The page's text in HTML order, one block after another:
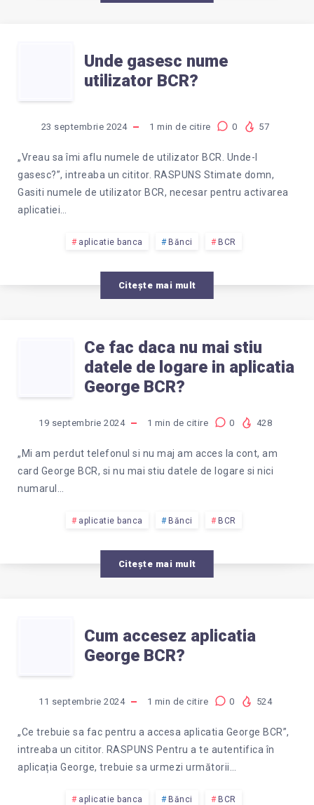
ACCEPTA
EMAILUL?
UNDE
GASESC
NUME
UTILIZATOR
BCR?
Unde gasesc nume
utilizator BCR?
23 septembrie 2024 1 min de citire 0 57
„Vreau sa îmi aflu numele de utilizator BCR. Unde-l
gasesc?”, intreaba un cititor. RASPUNS Stimate domn,
Gasiti numele de utilizator BCR, necesar pentru activarea
aplicatiei…
aplicatie banca Bănci BCR
Citește mai mult
FAC
DACA
NU
MAI
STIU
DATELE
LOGARE
IN
APLICATIA
GEORGE
BCR?
Ce fac daca nu mai stiu
datele de logare in aplicatia
George BCR?
19 septembrie 2024 1 min de citire 0 428
„Mi am perdut telefonul si nu maj am acces la cont, am
card George BCR, si nu mai stiu datele de logare si nici
numarul…
aplicatie banca Bănci BCR
Citește mai mult
CUM
ACCESEZ
APLICATIA
GEORGE
BCR?
Cum accesez aplicatia
George BCR?
11 septembrie 2024 1 min de citire 0 524
„Ce trebuie sa fac pentru a accesa aplicatia George BCR”,
intreaba un cititor. RASPUNS Pentru a te autentifica în
aplicația George, trebuie sa urmezi următorii…
aplicatie banca Bănci BCR